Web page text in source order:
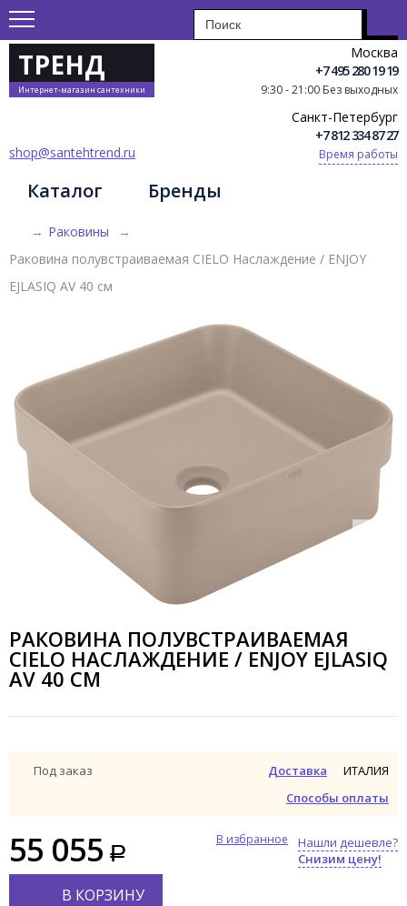
ТРЕНД
Интернет-магазин сантехники
Москва
+7 495 280 19 19
9:30 - 21:00 Без выходных
Санкт-Петербург
+7 812 334 87 27
Время работы
shop@santehtrend.ru
Каталог Бренды
→ Раковины
→
Раковина полувстраиваемая CIELO Наслаждение / ENJOY
EJLASIQ AV 40 см
РАКОВИНА ПОЛУВСТРАИВАЕМАЯ
CIELO НАСЛАЖДЕНИЕ / ENJOY EJLASIQ
AV 40 СМ
Под заказ
Доставка
Способы оплаты
ИТАЛИЯ
55 055
Нашли дешевле?
Снизим цену!
В избранное
В КОРЗИНУ